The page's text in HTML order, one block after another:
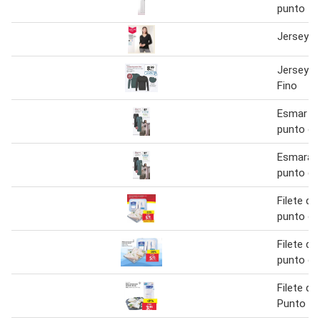
punto
Jersey
Jersey
Fino
Esmar
punto
Esmara
punto
Filete
punto
Filete
punto
Filete
Punto